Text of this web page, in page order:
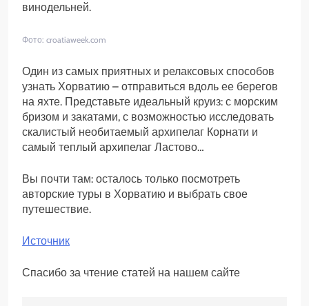
винодельней.
Фото: croatiaweek.com
Один из самых приятных и релаксовых способов
узнать Хорватию – отправиться вдоль ее берегов
на яхте. Представьте идеальный круиз: с морским
бризом и закатами, с возможностью исследовать
скалистый необитаемый архипелаг Корнати и
самый теплый архипелаг Ластово…
Вы почти там: осталось только посмотреть
авторские туры в Хорватию и выбрать свое
путешествие.
Источник
Спасибо за чтение статей на нашем сайте